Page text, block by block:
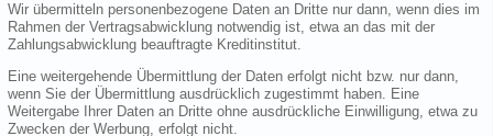
Wir übermitteln personenbezogene Daten an Dritte nur dann, wenn dies im
Rahmen der Vertragsabwicklung notwendig ist, etwa an das mit der
Zahlungsabwicklung beauftragte Kreditinstitut.
Eine weitergehende Übermittlung der Daten erfolgt nicht bzw. nur dann,
wenn Sie der Übermittlung ausdrücklich zugestimmt haben. Eine
Weitergabe Ihrer Daten an Dritte ohne ausdrückliche Einwilligung, etwa zu
Zwecken der Werbung, erfolgt nicht.